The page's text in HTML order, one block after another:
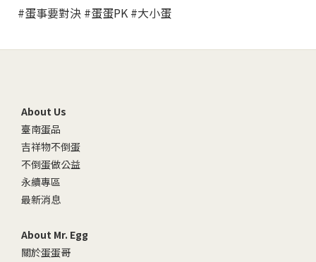
#蛋事要對決 #蛋蛋PK #大小蛋
About Us
臺南蛋品
吉祥物不倒蛋
不倒蛋做公益
永續專區
最新消息
About Mr. Egg
關於蛋蛋哥